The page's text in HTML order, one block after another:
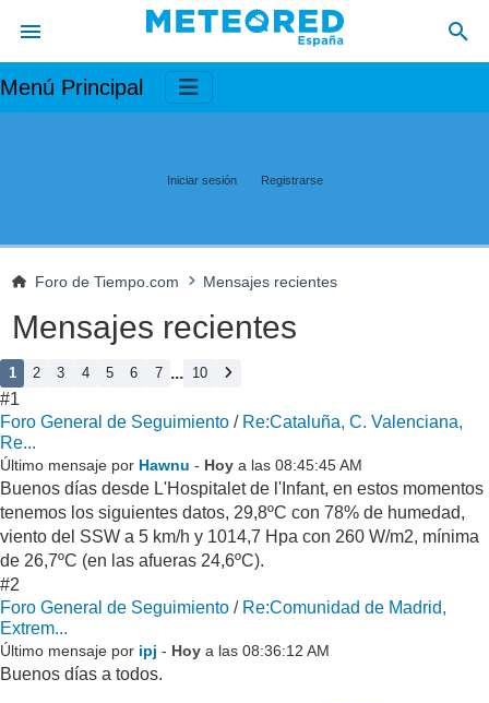
Menú Principal
Iniciar sesión Registrarse
Foro de Tiempo.com Mensajes recientes
Mensajes recientes
1 2 3 4 5 6 7 ... 10
#1
Foro General de Seguimiento / Re:Cataluña, C. Valenciana,
Re...
Último mensaje por Hawnu - Hoy a las 08:45:45 AM
Buenos días desde L'Hospitalet de l'Infant, en estos momentos
tenemos los siguientes datos, 29,8ºC con 78% de humedad,
viento del SSW a 5 km/h y 1014,7 Hpa con 260 W/m2, mínima
de 26,7ºC (en las afueras 24,6ºC).
#2
Foro General de Seguimiento / Re:Comunidad de Madrid,
Extrem...
Último mensaje por ipj - Hoy a las 08:36:12 AM
Buenos días a todos.